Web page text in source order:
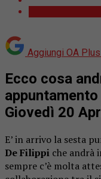
Aggiungi OA
Ecco cosa
Giovedì 20
E’ in arrivo la sesta
De Filippi che andrà
sempre c’è molta